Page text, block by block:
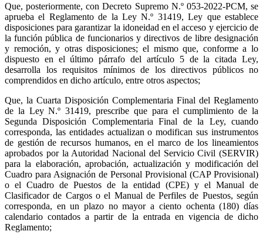
Que, posteriormente, con Decreto Supremo N.º 053-2022-PCM, se
aprueba el Reglamento de la Ley N.º 31419, Ley que establece
disposiciones para garantizar la idoneidad en el acceso y ejercicio de
la función pública de funcionarios y directivos de libre designación
y remoción, y otras disposiciones; el mismo que, conforme a lo
dispuesto en el último párrafo del artículo 5 de la citada Ley,
desarrolla los requisitos mínimos de los directivos públicos no
comprendidos en dicho artículo, entre otros aspectos;
Que, la Cuarta Disposición Complementaria Final del Reglamento
de la Ley N.º 31419, prescribe que para el cumplimiento de la
Segunda Disposición Complementaria Final de la Ley, cuando
corresponda, las entidades actualizan o modifican sus instrumentos
de gestión de recursos humanos, en el marco de los lineamientos
aprobados por la Autoridad Nacional del Servicio Civil (SERVIR)
para la elaboración, aprobación, actualización y modificación del
Cuadro para Asignación de Personal Provisional (CAP Provisional)
o el Cuadro de Puestos de la entidad (CPE) y el Manual de
Clasificador de Cargos o el Manual de Perfiles de Puestos, según
corresponda, en un plazo no mayor a ciento ochenta (180) días
calendario contados a partir de la entrada en vigencia de dicho
Reglamento;